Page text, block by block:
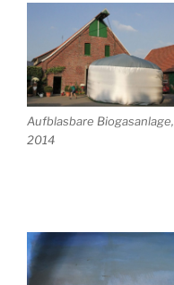
Aufblasbare Biogasanlage,
2014